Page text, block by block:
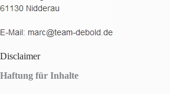
Disclaimer
Haftung für Inhalte